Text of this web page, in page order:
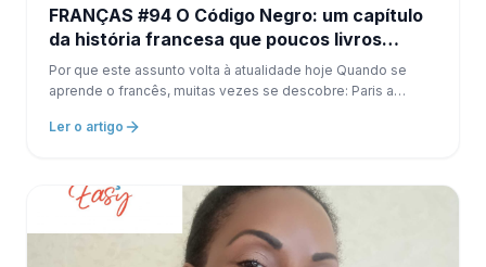
FRANÇAS #94 O Código Negro: um capítulo
da história francesa que poucos livros
explicam
Por que este assunto volta à atualidade hoje Quando se
aprende o francês, muitas vezes se descobre: Paris a
Mas, como todas as nações, a França também possui...
Ler o artigo